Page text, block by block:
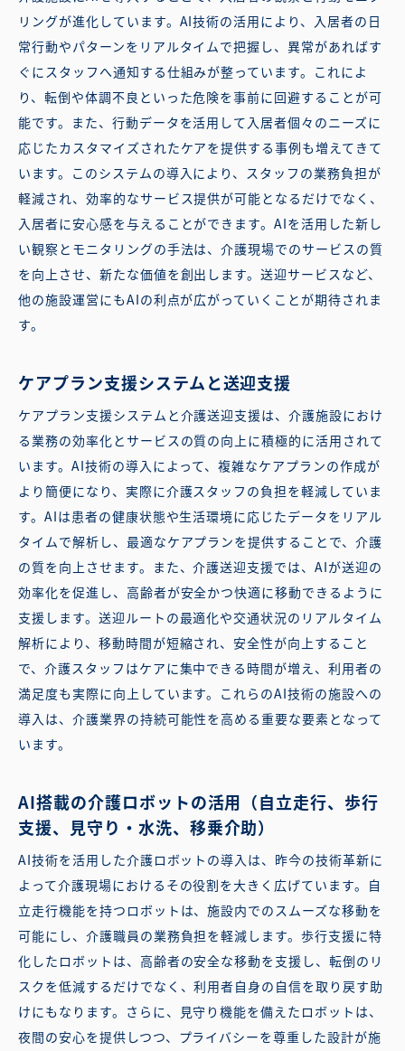
リングが進化しています。AI技術の活用により、入居者の日
常行動やパターンをリアルタイムで把握し、異常があればす
ぐにスタッフへ通知する仕組みが整っています。これによ
り、転倒や体調不良といった危険を事前に回避することが可
能です。また、行動データを活用して入居者個々のニーズに
応じたカスタマイズされたケアを提供する事例も増えてきて
います。このシステムの導入により、スタッフの業務負担が
軽減され、効率的なサービス提供が可能となるだけでなく、
入居者に安心感を与えることができます。AIを活用した新し
い観察とモニタリングの手法は、介護現場でのサービスの質
を向上させ、新たな価値を創出します。送迎サービスなど、
他の施設運営にもAIの利点が広がっていくことが期待されま
す。
ケアプラン支援システムと送迎支援
ケアプラン支援システムと介護送迎支援は、介護施設におけ
る業務の効率化とサービスの質の向上に積極的に活用されて
います。AI技術の導入によって、複雑なケアプランの作成が
より簡便になり、実際に介護スタッフの負担を軽減していま
す。AIは患者の健康状態や生活環境に応じたデータをリアル
タイムで解析し、最適なケアプランを提供することで、介護
の質を向上させます。また、介護送迎支援では、AIが送迎の
効率化を促進し、高齢者が安全かつ快適に移動できるように
支援します。送迎ルートの最適化や交通状況のリアルタイム
解析により、移動時間が短縮され、安全性が向上すること
で、介護スタッフはケアに集中できる時間が増え、利用者の
満足度も実際に向上しています。これらのAI技術の施設への
導入は、介護業界の持続可能性を高める重要な要素となって
います。
AI搭載の介護ロボットの活用（自立走行、歩行
支援、見守り・水洗、移乗介助）
AI技術を活用した介護ロボットの導入は、昨今の技術革新に
よって介護現場におけるその役割を大きく広げています。自
立走行機能を持つロボットは、施設内でのスムーズな移動を
可能にし、介護職員の業務負担を軽減します。歩行支援に特
化したロボットは、高齢者の安全な移動を支援し、転倒のリ
スクを低減するだけでなく、利用者自身の自信を取り戻す助
けにもなります。さらに、見守り機能を備えたロボットは、
夜間の安心を提供しつつ、プライバシーを尊重した設計が施